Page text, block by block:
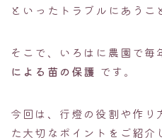
といったトラブルにあうこ
そこで、いろはに農園で毎
による苗の保護 です。
今回は、行燈の役割や作
た大切なポイントをご紹介